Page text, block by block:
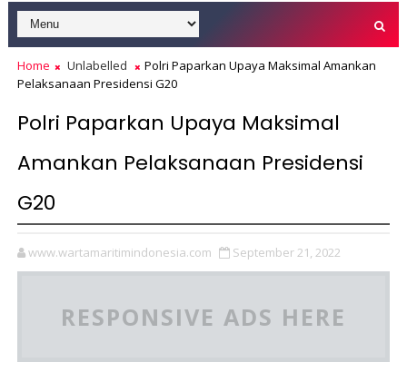
Home Unlabelled
Polri Paparkan Upaya Maksimal Amankan
Pelaksanaan Presidensi G20
Polri Paparkan Upaya Maksimal
Amankan Pelaksanaan Presidensi
G20
www.wartamaritimindonesia.com September 21, 2022
RESPONSIVE ADS HERE